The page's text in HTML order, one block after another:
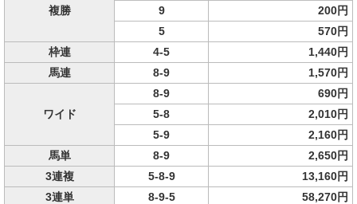
複勝
9
200円
5
570円
枠連
4-5
1,440円
馬連
8-9 1,570円
ワイド
8-9
690円
5-8
2,010円
5-9
2,160円
馬単
8-9
2,650円
3連複
5-8-9
13,160円
3連単
8-9-5 58,270円